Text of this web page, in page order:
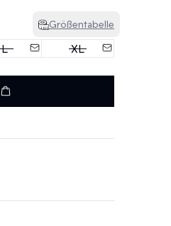
Größentabelle
L
XL